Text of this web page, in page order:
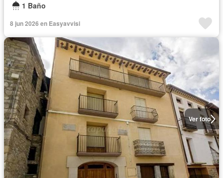
1 Baño
8 jun 2026 en Easyavvisi
Ver foto